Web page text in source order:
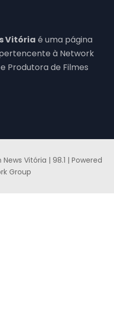
Vitória é uma página
à Network
Produtora de Filmes
Vitória | 98.1 | Powered
Group